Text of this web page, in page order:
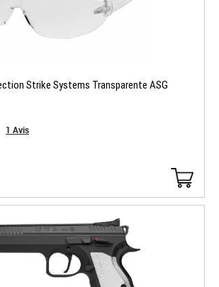
Strike Systems Transparente ASG
1 Avis